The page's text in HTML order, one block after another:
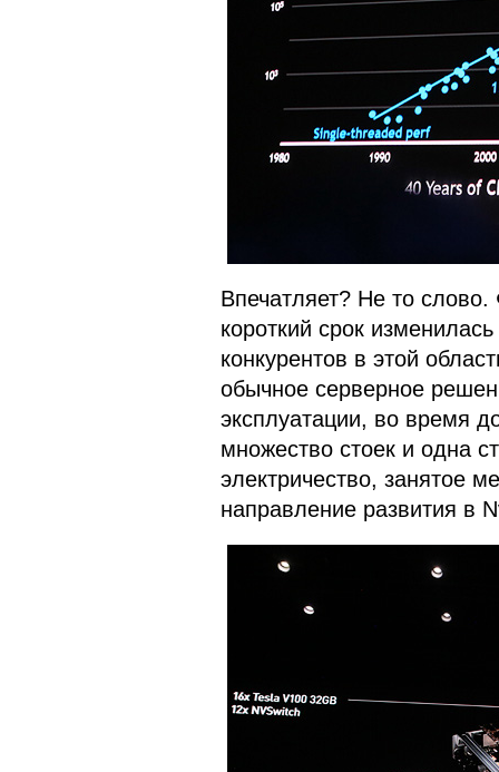
Впечатляет? Не то
короткий срок
конкурентов в этой
обычное серверное
эксплуатации, во время
множество стоек и одна
электричество, занятое
направление развития в